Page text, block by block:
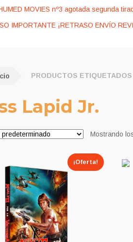
MOVIES nº3 agotada segunda
IMPORTANTE ¡RETRASO ENVÍO
PRODUCTOS
Lapid Jr.
Mostrando
¡Oferta!